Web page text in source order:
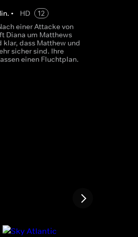
• HD
12
einer Attacke von
Diana um Matthews
klar, dass Matthew und
sicher sind. Ihre
einen Fluchtplan.